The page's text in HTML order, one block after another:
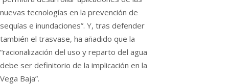
nuevas tecnologías en la prevención de
sequías e inundaciones”. Y, tras defender
también el trasvase, ha añadido que la
“racionalización del uso y reparto del agua
debe ser definitorio de la implicación en la
Vega Baja”.